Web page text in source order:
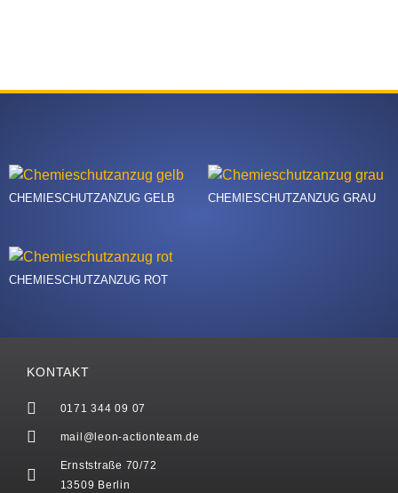
CHEMIESCHUTZANZUG GELB CHEMIESCHUTZANZUG GRAU
CHEMIESCHUTZANZUG ROT
KONTAKT
0171 344 09 07
mail@leon-actionteam.de
Ernststraße 70/72
13509 Berlin